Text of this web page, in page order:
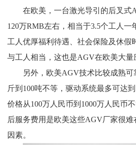
在欧美，一台激光导引的后叉式
120万RMB左右，相当于3.5个工人一
工人优厚福利待遇、社会保险及休假
与工人相当，这也是AGV在欧美大量
另外，欧美AGV技术比较成熟可
斤到100吨不等，驱动系统最多可达
价格从100万人民币到1000万人民币
后服务费用是欧美这些AGV厂家很
因素。